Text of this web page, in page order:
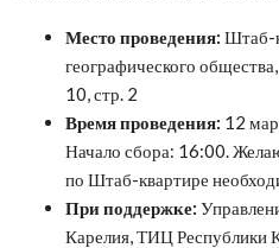
Место проведения: Штаб-
географического
10, стр. 2
Время проведения: 12
Начало сбора: 16:00.
по Штаб-квартире
При поддержке:
Карелия, ТИЦ Республики